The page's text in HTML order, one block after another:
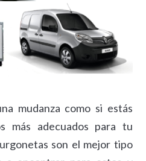
mudanza como si estás
más adecuados para tu
son el mejor tipo